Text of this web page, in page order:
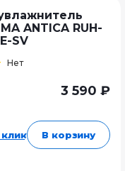
ANTICA RUH-
SV
Нет
3 590 ₽
клик В корзину